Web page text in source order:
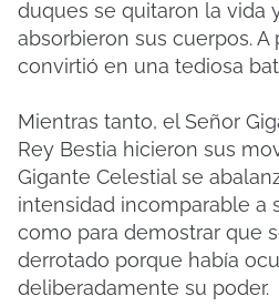
duques se quitaron la vida
absorbieron sus cuerpos.
convirtió en una tediosa
Mientras tanto, el Señor
Rey Bestia hicieron sus
Gigante Celestial se
intensidad incomparable a
como para demostrar que
derrotado porque había
deliberadamente su poder.